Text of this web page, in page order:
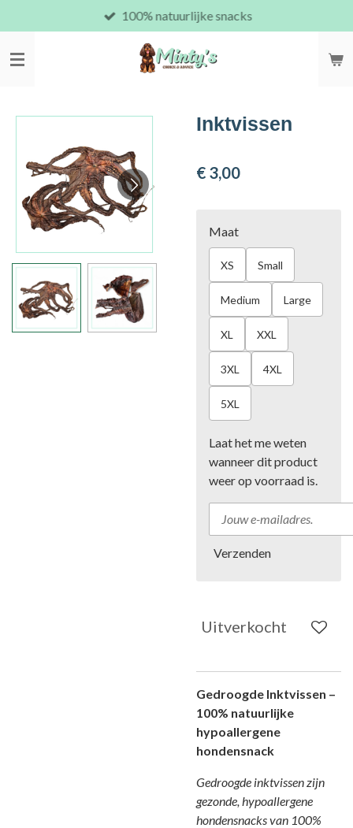
direct
naar
100% natuurlijke snacks
Inktvissen
€ 3,00
Maat
XS Small
Medium Large
XL XXL
3XL 4XL
5XL
Laat het me weten
wanneer dit product
weer op voorraad is.
Verzenden
Uitverkocht
Gedroogde Inktvissen –
100% natuurlijke
hypoallergene
hondensnack
Gedroogde inktvissen zijn
gezonde, hypoallergene
hondensnacks van 100%